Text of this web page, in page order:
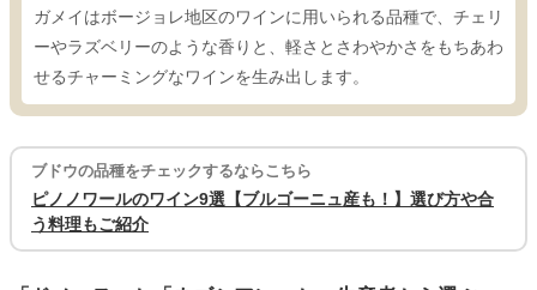
ガメイはボージョレ地区のワインに用いられる品種で、チェリ
ーやラズベリーのような香りと、軽さとさわやかさをもちあわ
せるチャーミングなワインを生み出します。
ブドウの品種をチェックするならこちら
ピノノワールのワイン9選【ブルゴーニュ産も！】選び方や合
う料理もご紹介